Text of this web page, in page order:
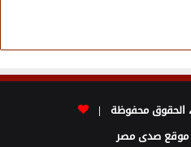
موقع صدى مصر